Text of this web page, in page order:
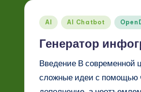
Опубликовано
AI AI Chatbot
Генератор
Введение В современной
сложные идеи с помощью